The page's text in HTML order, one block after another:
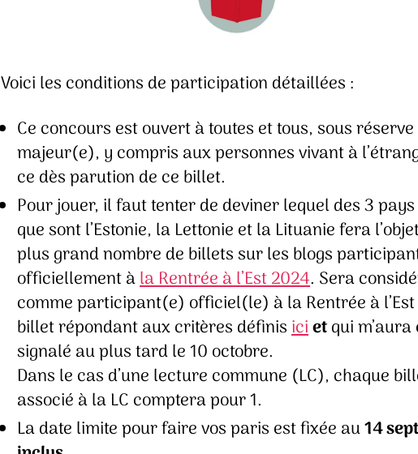
Voici les conditions de participation détaillées :
Ce concours est ouvert à toutes et tous, sous réserve
majeur(e), y compris aux personnes vivant à
ce dès parution de ce billet.
Pour jouer, il faut tenter de deviner lequel des 3
que sont l’Estonie, la Lettonie et la Lituanie fera
plus grand nombre de billets sur les blogs
officiellement àla Rentrée à l’Est 2024. Sera
comme participant(e) officiel(le) à la Rentrée à
billet répondant aux critères définisicietqui m’aura
signalé au plus tard le 10 octobre.
Dans le cas d’une lecture commune (LC), chaque
associé à la LC comptera pour 1.
La date limite pour faire vos paris est fixée au14